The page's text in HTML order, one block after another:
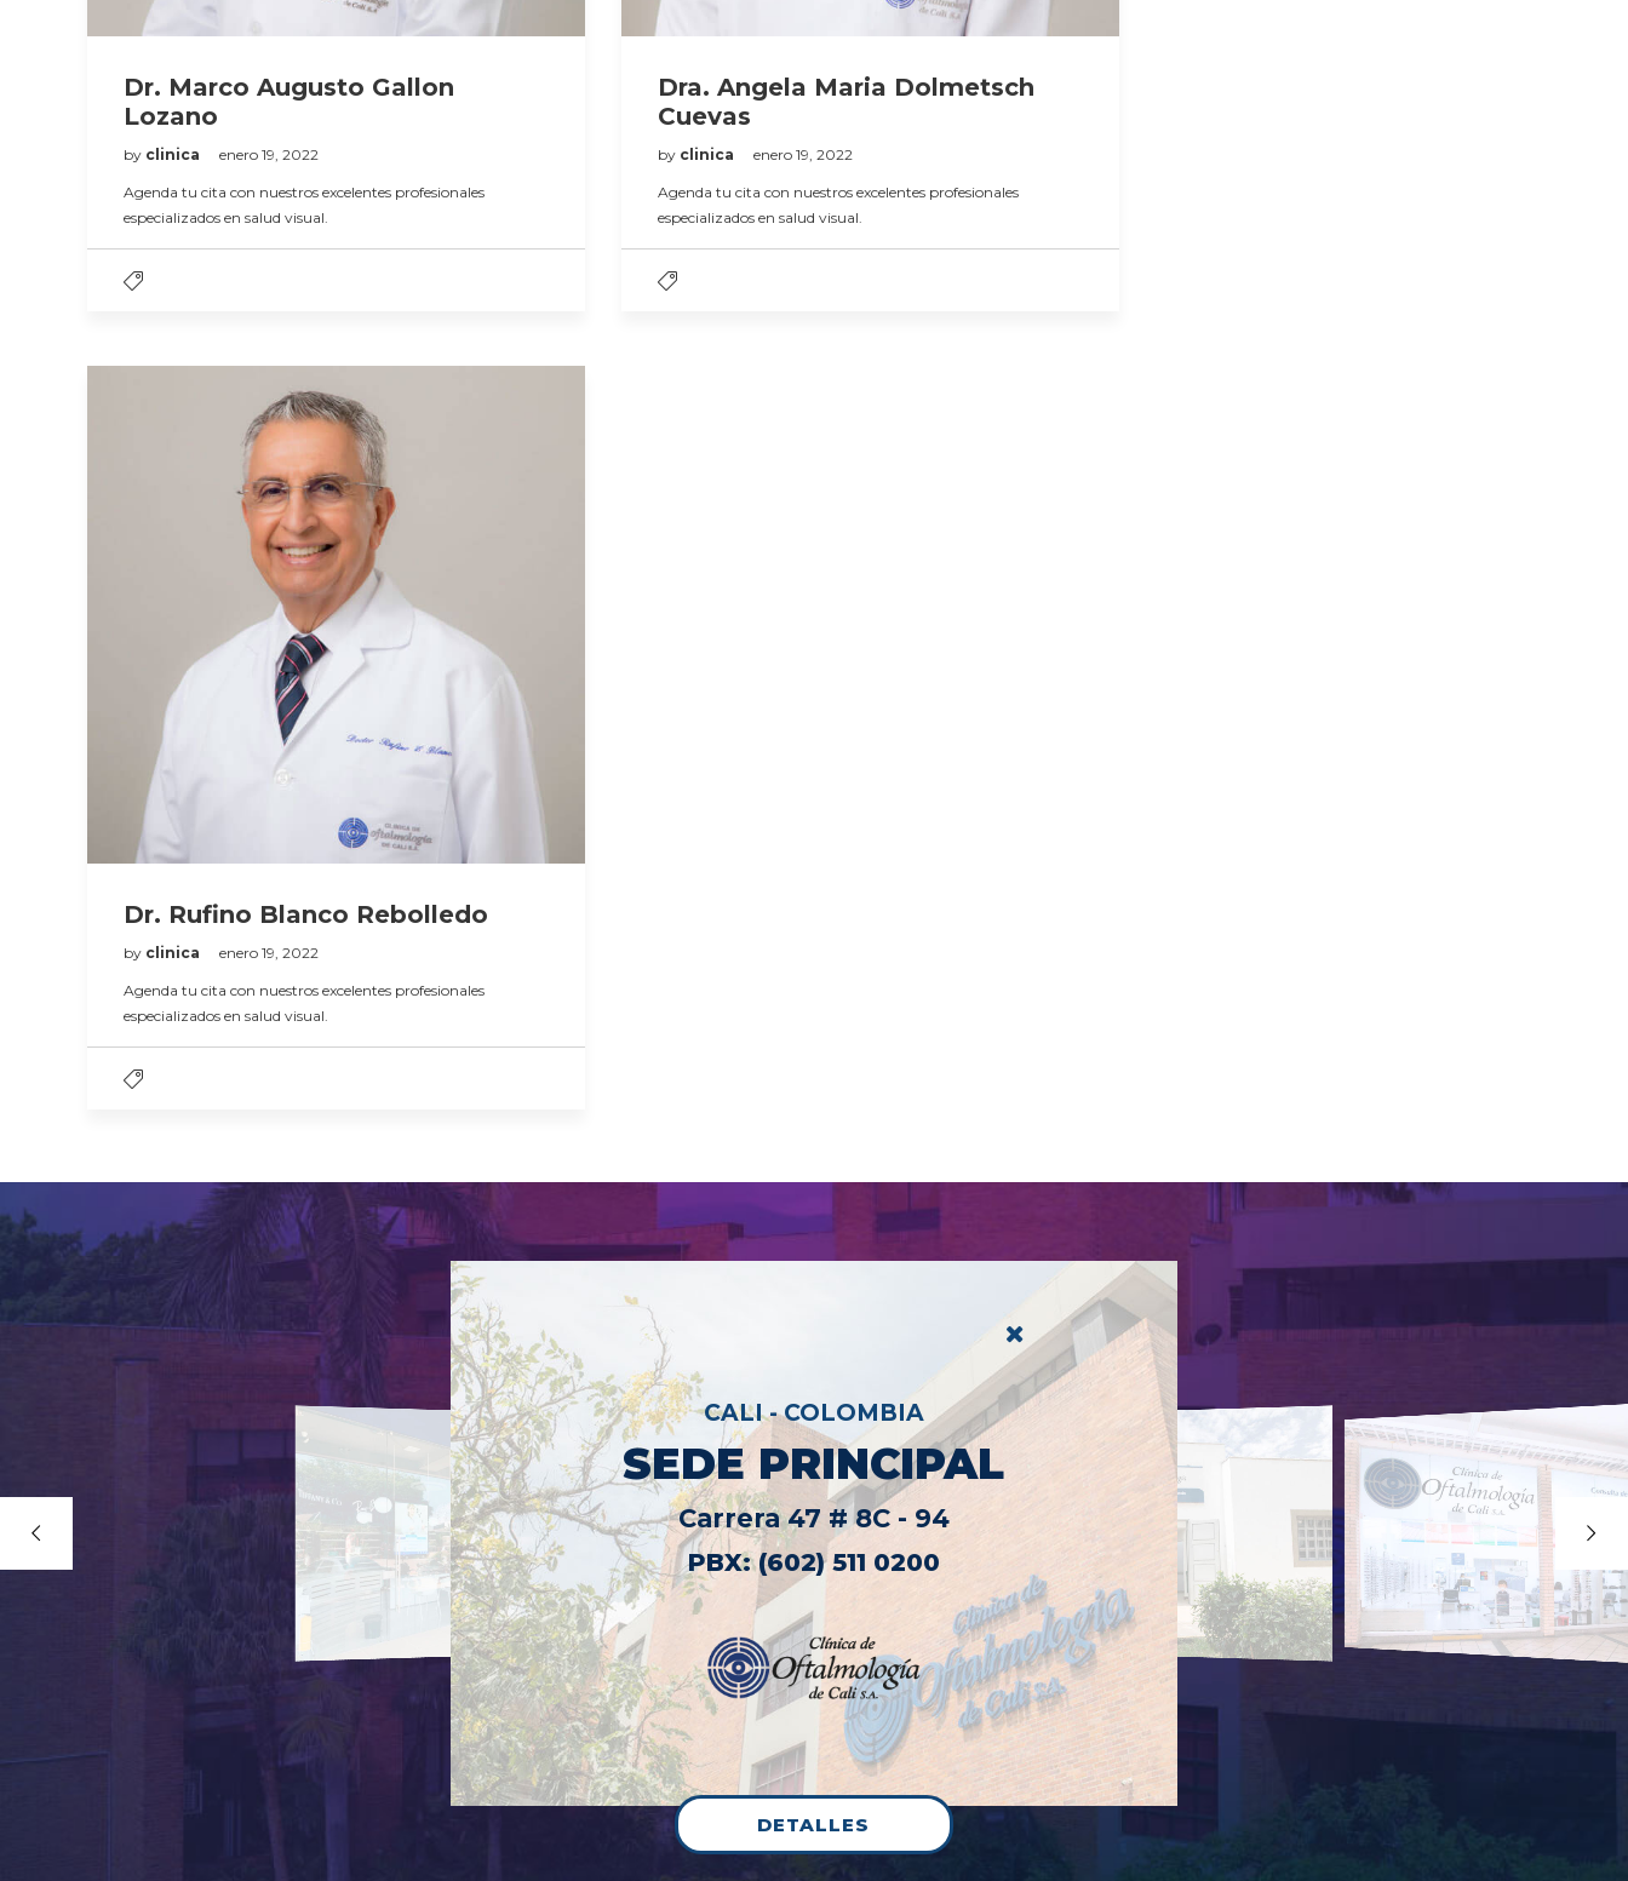
Dr. Marco Augusto Gallon
Lozano
by clinica enero 19, 2022
Agenda tu cita con nuestros excelentes profesionales
especializados en salud visual.
Dra. Angela Maria Dolmetsch
Cuevas
by clinica enero 19, 2022
Agenda tu cita con nuestros excelentes profesionales
especializados en salud visual.
Dr. Rufino Blanco Rebolledo
by clinica enero 19, 2022
Agenda tu cita con nuestros excelentes profesionales
especializados en salud visual.
Carrera 47 # 8C - 94
SEDE PRINCIPAL
CALI - COLOMBIA
DETALLES
PBX: (602) 511 0200